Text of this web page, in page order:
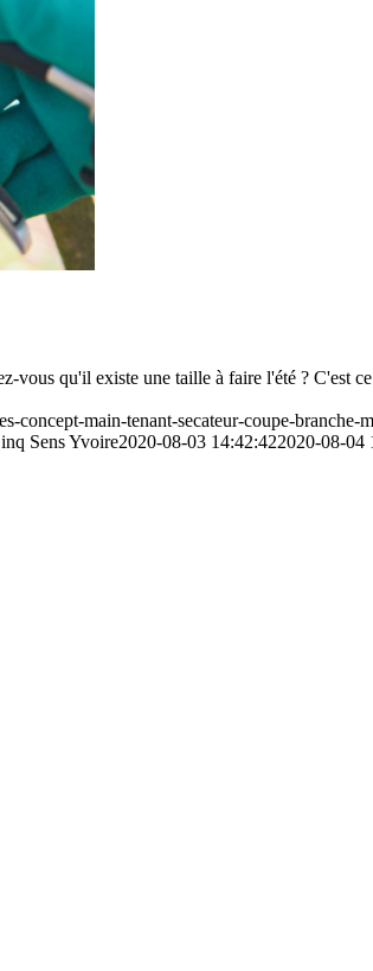
vous qu'il existe une taille à faire l'été ?
concept-main-tenant-secateur-coupe-branche-
Sens Yvoire2020-08-03 14:42:422020-08-04